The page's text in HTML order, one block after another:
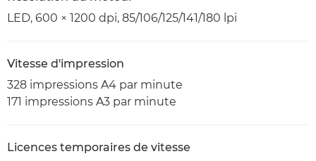
LED, 600 × 1200 dpi, 85/106/125/141/180 lpi
Vitesse d'impression
328 impressions A4 par minute
171 impressions A3 par minute
Licences temporaires de vitesse